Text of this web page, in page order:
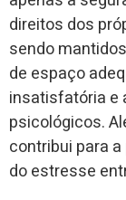
direitos dos
sendo
de espaço
insatisfatória e
psicológicos.
contribui para
do estresse